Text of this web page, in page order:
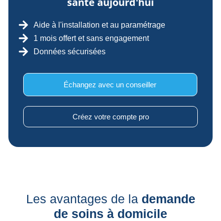
Aide à l'installation et au paramétrage
1 mois offert et sans engagement
Données sécurisées
Échangez avec un conseiller
Créez votre compte pro
Les avantages de la demande
de soins à domicile